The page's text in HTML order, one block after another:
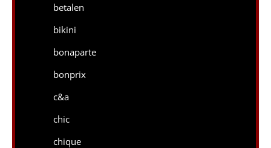
betalen
bikini
bonaparte
bonprix
c&a
chic
chique